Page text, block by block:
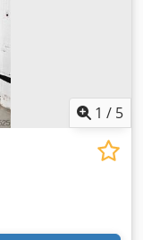
1 / 5